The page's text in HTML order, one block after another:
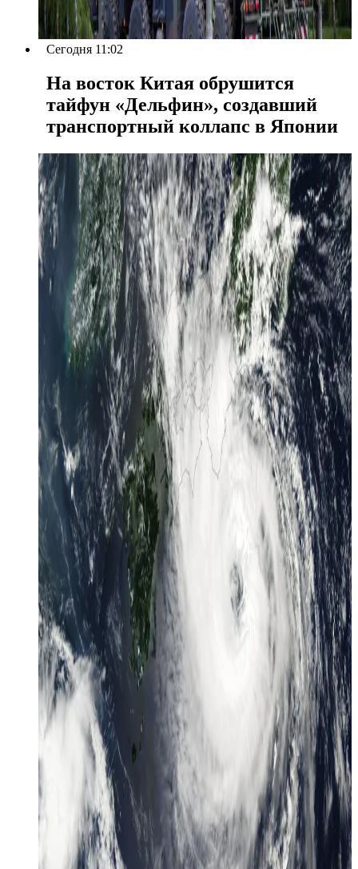
Сегодня 11:02
На восток Китая обрушится
тайфун «Дельфин», создавший
транспортный коллапс в Японии